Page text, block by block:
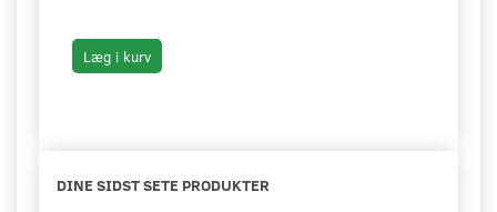
Læg i kurv
DINE SIDST SETE PRODUKTER